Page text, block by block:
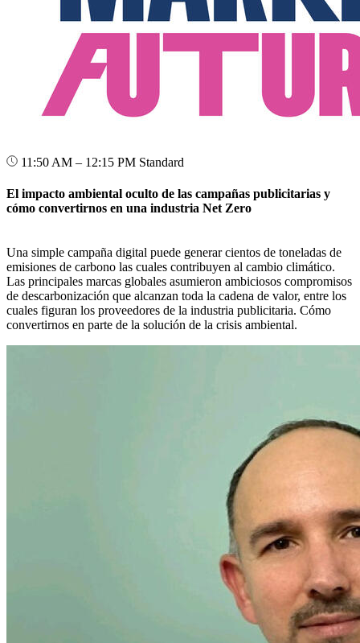
11:50 AM – 12:15 PM Standard
El impacto ambiental oculto de las campañas publicitarias y
cómo convertirnos en una industria Net Zero
Una simple campaña digital puede generar cientos de toneladas de
emisiones de carbono las cuales contribuyen al cambio climático.
Las principales marcas globales asumieron ambiciosos compromisos
de descarbonización que alcanzan toda la cadena de valor, entre los
cuales figuran los proveedores de la industria publicitaria. Cómo
convertirnos en parte de la solución de la crisis ambiental.